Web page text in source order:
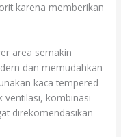
karena memberikan
area semakin
dan memudahkan
kaca tempered
ventilasi, kombinasi
direkomendasikan